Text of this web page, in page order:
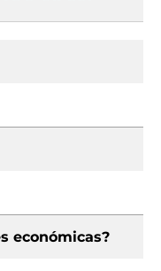
económicas?